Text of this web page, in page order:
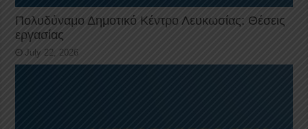
Πολυδύναμο Δημοτικό Κέντρο Λευκωσίας: Θέσεις
εργασίας
July 22, 2026